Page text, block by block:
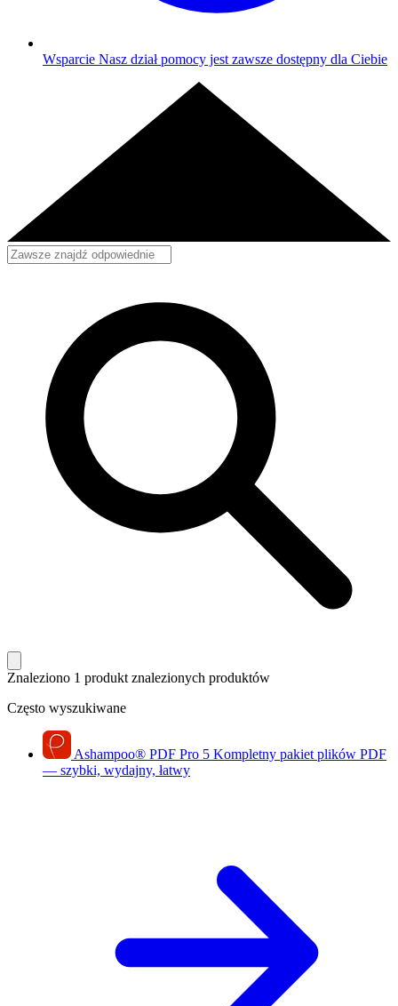
Wsparcie Nasz dział pomocy jest zawsze dostępny dla Ciebie
Znaleziono 1 produkt znalezionych produktów
Często wyszukiwane
Ashampoo® PDF Pro 5 Kompletny pakiet plików PDF
— szybki, wydajny, łatwy